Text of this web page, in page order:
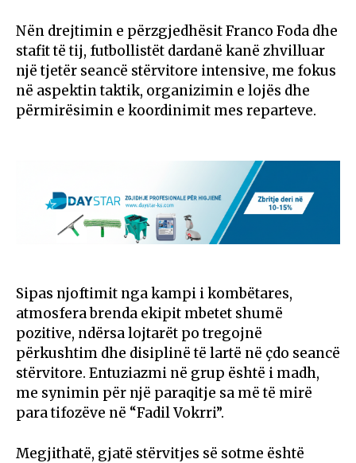
Nën drejtimin e përzgjedhësit Franco Foda dhe
stafit të tij, futbollistët dardanë kanë zhvilluar
një tjetër seancë stërvitore intensive, me fokus
në aspektin taktik, organizimin e lojës dhe
përmirësimin e koordinimit mes reparteve.
Sipas njoftimit nga kampi i kombëtares,
atmosfera brenda ekipit mbetet shumë
pozitive, ndërsa lojtarët po tregojnë
përkushtim dhe disiplinë të lartë në çdo seancë
stërvitore. Entuziazmi në grup është i madh,
me synimin për një paraqitje sa më të mirë
para tifozëve në “Fadil Vokrri”.
Megjithatë, gjatë stërvitjes së sotme është